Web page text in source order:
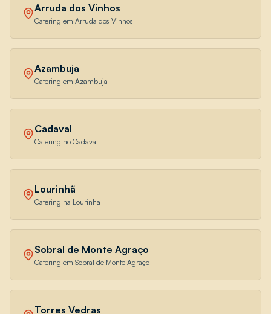
Arruda dos Vinhos
Catering em Arruda dos Vinhos
Azambuja
Catering em Azambuja
Cadaval
Catering no Cadaval
Lourinhã
Catering na Lourinhã
Sobral de Monte Agraço
Catering em Sobral de Monte Agraço
Torres Vedras